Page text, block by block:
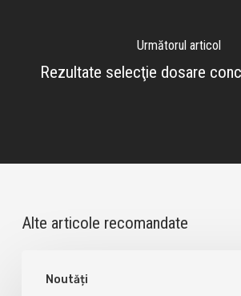
Următorul articol
Rezultate selecţie dosare
Alte articole recomandate
Noutăți
concurs